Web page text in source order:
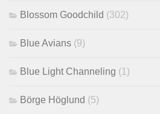
Blossom Goodchild (302)
Blue Avians (9)
Blue Light Channeling (1)
Börge Höglund (5)